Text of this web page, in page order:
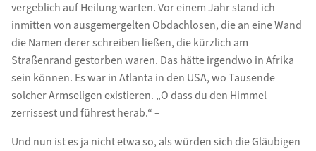
vergeblich auf Heilung warten. Vor einem Jahr stand ich
inmitten von ausgemergelten Obdachlosen, die an eine Wand
die Namen derer schreiben ließen, die kürzlich am
Straßenrand gestorben waren. Das hätte irgendwo in Afrika
sein können. Es war in Atlanta in den USA, wo Tausende
solcher Armseligen existieren. „O dass du den Himmel
zerrissest und führest herab.“ –
Und nun ist es ja nicht etwa so, als würden sich die Gläubigen